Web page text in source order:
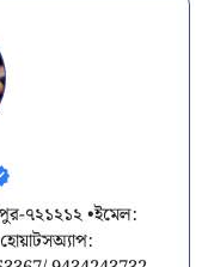
৭২১২১২ •ইমেল: